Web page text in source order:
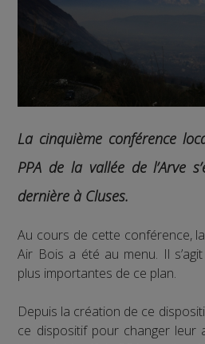
La cinquième conférence
PPA de la vallée de l’Arve
dernière à Cluses.
Au cours de cette conférence,
Air Bois a été au menu. Il
plus importantes de ce plan.
Depuis la création de ce
ce dispositif pour changer leur